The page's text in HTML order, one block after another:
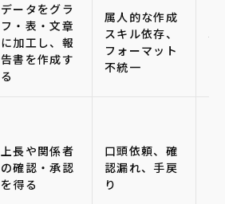
データをグラ
フ・表・文章
に加工し、報
告書を作成す
る
属人的な作成
スキル依存、
フォーマット
不統一
上長や関係者
の確認・承認
を得る
口頭依頼、確
認漏れ、手戻
り